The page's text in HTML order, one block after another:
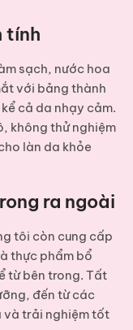
tính
sạch, nước hoa
với bảng thành
cả da nhạy cảm.
không thử nghiệm
làn da khỏe
ra ngoài
tôi còn cung cấp
thực phẩm bổ
từ bên trong. Tất
đến từ các
và trải nghiệm tốt